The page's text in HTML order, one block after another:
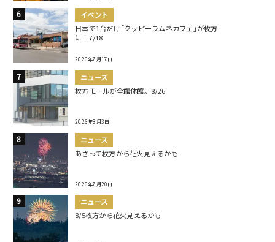
イベント
日本で1台だけ｢クッピーラムネカフェ｣が枚方
に！7/18
2026年7月17日
ニュース
枚方モールが全館休館。8/26
2026年8月3日
ニュース
あさって枚方から花火見えるかも
2026年7月20日
ニュース
8/5枚方から花火見えるかも